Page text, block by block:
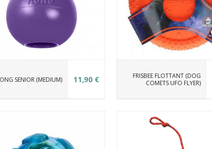
SENIOR (MEDIUM) 11,90 €
FRISBEE FLOTTANT (DOG
COMETS UFO FLYER)